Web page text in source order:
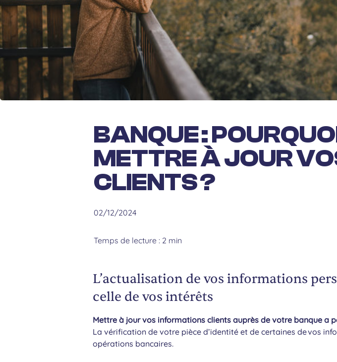
BANQUE :
METTRE À JOUR
CLIENTS ?
02/12/2024
Temps de lecture : 2 min
L’actualisation de vos informations
celle de vos intérêts
Mettre à jour vos informations clients auprès de votre banque a
La vérification de votre pièce d’identité et de certaines de vos
opérations bancaires.